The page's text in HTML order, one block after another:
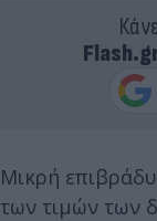
Μικρή
των τιμών των